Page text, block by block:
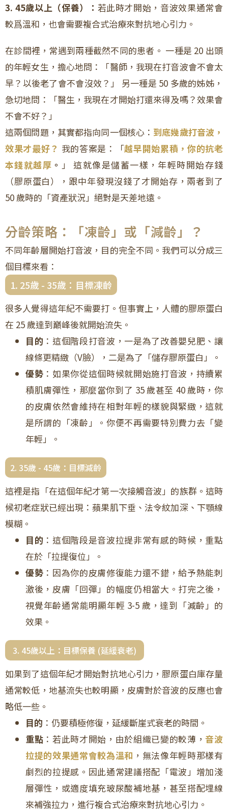
3. 45歲以上（保養）： 若此時才開始，音波效果通常會
較爲溫和，也會需要複合式治療來對抗地心引力。
在診間裡，常遇到兩種截然不同的患者。 一種是 20 出頭
的年輕女生，擔心地問：「醫師，我現在打音波會不會太
早？以後老了會不會沒效？」 另一種是 50 多歲的姊姊，
急切地問：「醫生，我現在才開始打還來得及嗎？效果會
不會不好？」
這兩個問題，其實都指向同一個核心： 到底幾歲打音波，
效果才最好？ 我的答案是：「越早開始累積，你的抗老
本錢就越厚 。 」 這就像是儲蓄一樣，年輕時開始存錢
（膠原蛋白），跟中年發現沒錢了才開始存，兩者到了
50 歲時的「資產狀況」絕對是天差地遠。
分齡策略：「凍齡」或「減齡」？
不同年齡層開始打音波，目的完全不同。我們可以分成三
個目標來看：
1. 25歲 - 35歲：目標凍齡
很多人覺得這年紀不需要打。但事實上，人體的膠原蛋白
在 25 歲達到巔峰後就開始流失。
目的 ：這個階段打音波，一是為了改善嬰兒肥、讓
線條更精緻（V臉），二是為了「儲存膠原蛋白」。
優勢 ：如果你從這個時候就開始施打音波，持續累
積肌膚彈性，那麼當你到了 35 歲甚至 40 歲時，你
的皮膚依然會維持在相對年輕的樣貌與緊緻，這就
是所謂的「凍齡」。你便不再需要特別費力去「變
年輕」。
2. 35歲 - 45歲：目標減齡
這裡是指「在這個年紀才第一次接觸音波」的族群。這時
候初老症狀已經出現：蘋果肌下垂、法令紋加深、下顎線
模糊。
目的 ：這個階段是音波拉提非常有感的時候，重點
在於「拉提復位」。
優勢 ：因為你的皮膚修復能力還不錯，給予熱能刺
激後，皮膚「回彈」的幅度仍相當大。打完之後，
視覺年齡通常能明顯年輕 3-5 歲，達到「減齡」的
效果。
3. 45歲以上：目標保養 (延緩衰老)
如果到了這個年紀才開始對抗地心引力，膠原蛋白庫存量
通常較低，地基流失也較明顯，皮膚對於音波的反應也會
略低一些。
目的 ：仍要積極修復，延緩斷崖式衰老的時間。
重點 ：若此時才開始，由於組織已變的較薄，音波
拉提的效果通常會較為溫和 ，無法像年輕時那樣有
劇烈的拉提感。因此通常建議搭配「電波」增加淺
層彈性，或適度填充玻尿酸補地基，甚至搭配埋線
來補強拉力，進行複合式治療來對抗地心引力。